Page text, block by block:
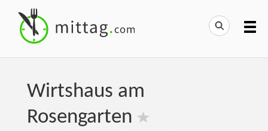
Wirtshaus am
Rosengarten